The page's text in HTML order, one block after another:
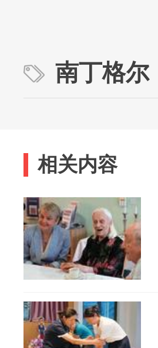
南丁格尔
相关内容